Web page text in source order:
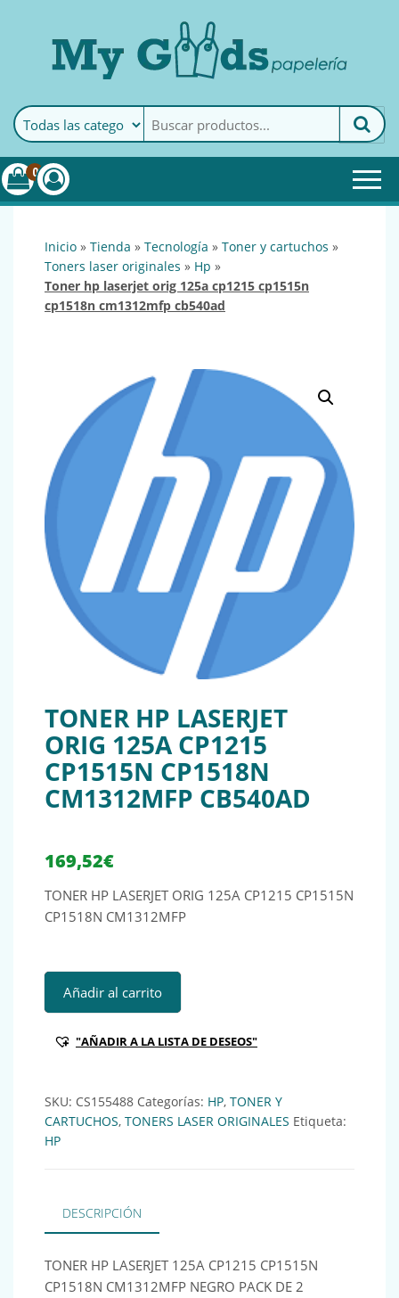
MyGoods · PapeleríaMy Goods es tu papelería
online de confianza. Podrás
encontrar todo lo necesario
0
inicio » tienda » tecnología » toner y cartuchos »
toners laser originales » hp »
toner hp laserjet orig 125a cp1215 cp1515n
cp1518n cm1312mfp cb540ad
TONER HP LASERJET
ORIG 125A CP1215
CP1515N CP1518N
CM1312MFP CB540AD
169,52€
TONER HP LASERJET ORIG 125A CP1215 CP1515N
CP1518N CM1312MFP
TONER HP LASERJET ORIG 125A CP1215 CP1515N
Añadir al carrito
"AÑADIR A LA LISTA DE DESEOS"
SKU: CS155488 Categorías: HP, TONER Y
CARTUCHOS, TONERS LASER ORIGINALES Etiqueta:
HP
DESCRIPCIÓN
TONER HP LASERJET 125A CP1215 CP1515N
CP1518N CM1312MFP NEGRO PACK DE 2